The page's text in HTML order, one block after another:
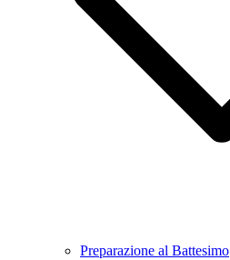
Preparazione al Battesimo